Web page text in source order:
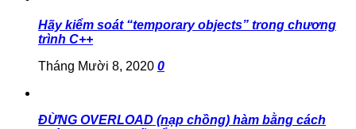
Hãy kiểm soát “temporary objects” trong chương
trình C++
Tháng Mười 8, 2020 0
ĐỪNG OVERLOAD (nạp chồng) hàm bằng cách